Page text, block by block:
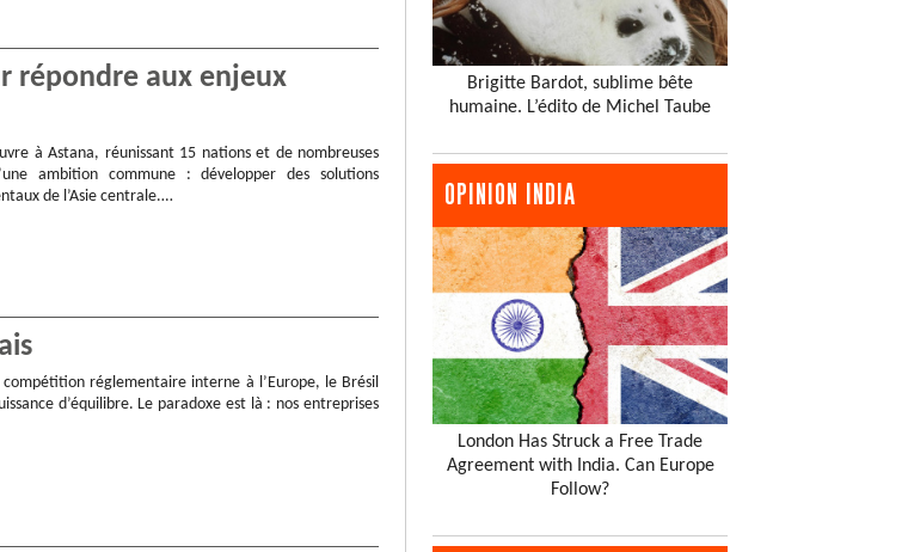
répondre aux enjeux
à Astana, réunissant 15 nations et de nombreuses
ambition commune : développer des solutions
de l’Asie centrale.…
compétition réglementaire interne à l’Europe, le Brésil
d’équilibre. Le paradoxe est là : nos entreprises
Brigitte Bardot, sublime bête
humaine. L’édito de Michel Taube
OPINION INDIA
London Has Struck a Free Trade
Agreement with India. Can Europe
Follow?